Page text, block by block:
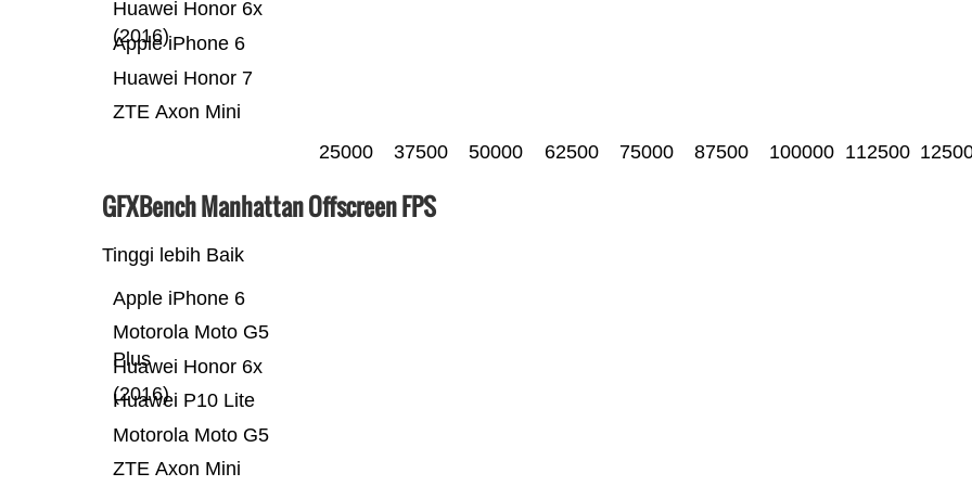
ZTE Axon Mini
Huawei Honor 7
Apple iPhone 6
Huawei Honor 6x
(2016)
25000 37500 50000 62500 75000 87500 100000 112500
GFXBench Manhattan Offscreen FPS
Tinggi lebih Baik
ZTE Axon Mini
Motorola Moto G5
Huawei P10 Lite
Huawei Honor 6x
(2016)
Motorola Moto G5
Plus
Apple iPhone 6